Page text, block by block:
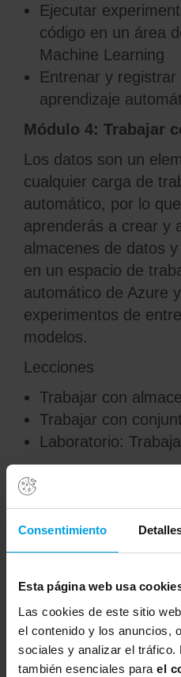
Consentimiento
Esta página web usa
Las cookies de este sitio
el contenido y los anuncios,
sociales y analizar el
también esenciales para el
Ejecutar
código en un área
Machine Learning
Entrenar y registrar
aprendizaje
Módulo 4: Trabajar
Los datos son un
cualquier carga de
automático, por lo
aprenderás a crear y
almacenes de datos
en un espacio de
automático de Azure
experimentos de
modelos.
Lecciones
Trabajar con
Trabajar con
Laboratorio:
podrás:
Crear y utilizar
Uno de los
la capacidad de
informáticos a pedido
escalar los procesos